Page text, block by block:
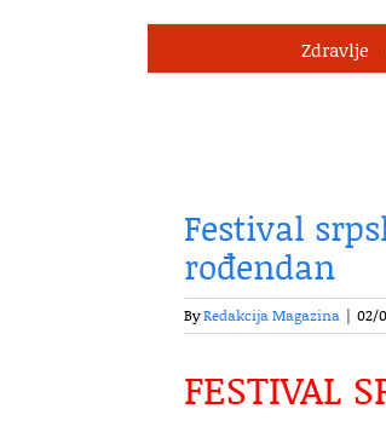
Zdravlje
Festival
rođendan
ByRedakcija Magazina | 02/
FESTIVAL